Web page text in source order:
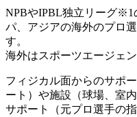
NPBやIPBL独立リーグ※1
パ、アジアの海外のプロ
す。
海外はスポーツエージェ
フィジカル面からのサポ
ート）や施設（球場、室
サポート（元プロ選手の